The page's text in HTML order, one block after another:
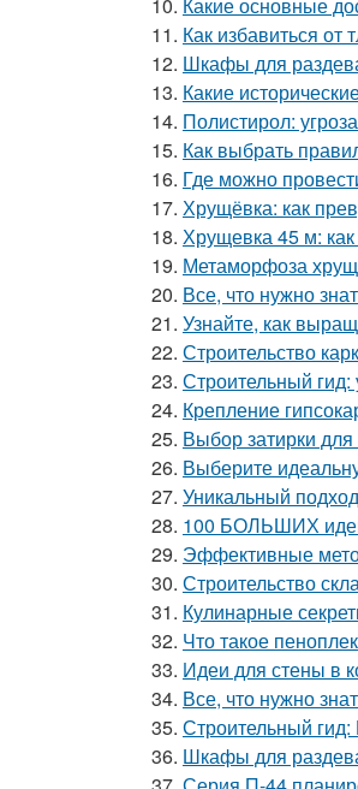
11. Как избавиться
12. Шкафы для
13. Какие
14. Полистирол:
15. Как выбрать
16. Где можно
17. Хрущёвка: как
18. Хрущевка 45 м:
19. Метаморфоза
20. Все, что нужно
21. Узнайте, как
22. Строительство
23. Строительный
24. Крепление
25. Выбор затирки
26. Выберите
27. Уникальный
28. 100 БОЛЬШИХ идей
29. Эффективные
30. Строительство
31. Кулинарные
32. Что такое
33. Идеи для стены в
34. Все, что нужно
35. Строительный
36. Шкафы для